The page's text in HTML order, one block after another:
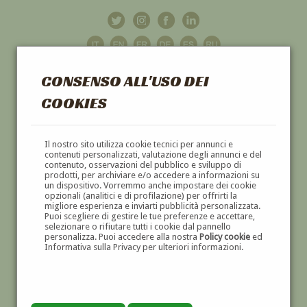
CONSENSO ALL'USO DEI
COOKIES
Il nostro sito utilizza cookie tecnici per annunci e
contenuti personalizzati, valutazione degli annunci e del
contenuto, osservazioni del pubblico e sviluppo di
prodotti, per archiviare e/o accedere a informazioni su
un dispositivo. Vorremmo anche impostare dei cookie
opzionali (analitici e di profilazione) per offrirti la
migliore esperienza e inviarti pubblicità personalizzata.
Puoi scegliere di gestire le tue preferenze e accettare,
selezionare o rifiutare tutti i cookie dal pannello
personalizza. Puoi accedere alla nostra Policy cookieed
Informativa sulla Privacy per ulteriori informazioni.
GALLERIAD'ARTE
DIPINTI E SCULTURE '800 E '900